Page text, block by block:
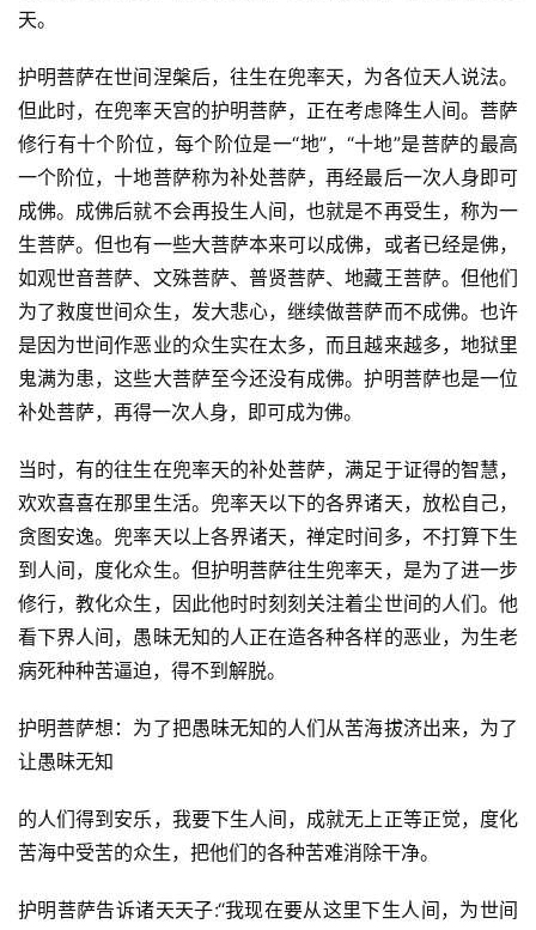
天。
护明菩萨在世间涅槃后，往生在兜率天，为各位天人说法。
但此时，在兜率天宫的护明菩萨，正在考虑降生人间。菩萨
修行有十个阶位，每个阶位是一“地”，“十地”是菩萨的最高
一个阶位，十地菩萨称为补处菩萨，再经最后一次人身即可
成佛。成佛后就不会再投生人间，也就是不再受生，称为一
生菩萨。但也有一些大菩萨本来可以成佛，或者已经是佛，
如观世音菩萨、文殊菩萨、普贤菩萨、地藏王菩萨。但他们
为了救度世间众生，发大悲心，继续做菩萨而不成佛。也许
是因为世间作恶业的众生实在太多，而且越来越多，地狱里
鬼满为患，这些大菩萨至今还没有成佛。护明菩萨也是一位
补处菩萨，再得一次人身，即可成为佛。
当时，有的往生在兜率天的补处菩萨，满足于证得的智慧，
欢欢喜喜在那里生活。兜率天以下的各界诸天，放松自己，
贪图安逸。兜率天以上各界诸天，禅定时间多，不打算下生
到人间，度化众生。但护明菩萨往生兜率天，是为了进一步
修行，教化众生，因此他时时刻刻关注着尘世间的人们。他
看下界人间，愚昧无知的人正在造各种各样的恶业，为生老
病死种种苦逼迫，得不到解脱。
护明菩萨想：为了把愚昧无知的人们从苦海拔济出来，为了
让愚昧无知
的人们得到安乐，我要下生人间，成就无上正等正觉，度化
苦海中受苦的众生，把他们的各种苦难消除干净。
护明菩萨告诉诸天天子:“我现在要从这里下生人间，为世间